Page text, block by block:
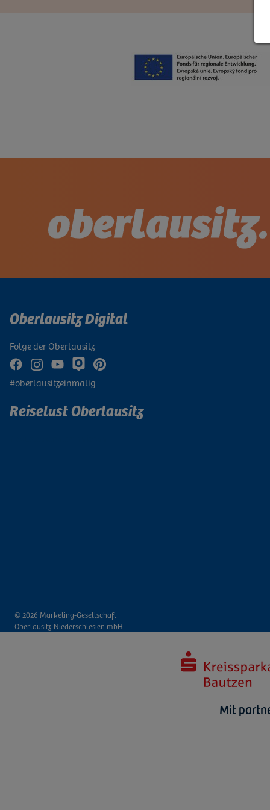
Oberlausitz Digital
Folge der Oberlausitz
#oberlausitzeinmalig
Reiselust Oberlausitz
© 2026 Marketing-Gesellschaft
Oberlausitz-Niederschlesien mbH
Mit